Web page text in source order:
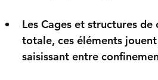
Les Cages et structures de
totale, ces éléments
saisissant entre